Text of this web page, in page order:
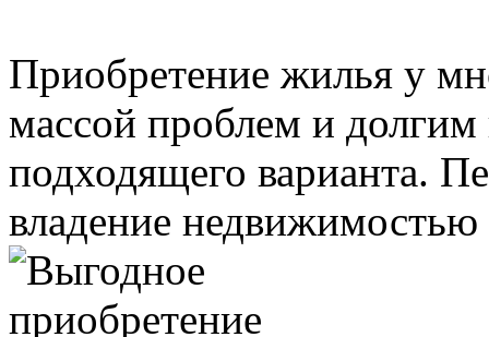
Приобретение жилья у
массой проблем и
подходящего варианта.
владение недвижимостью